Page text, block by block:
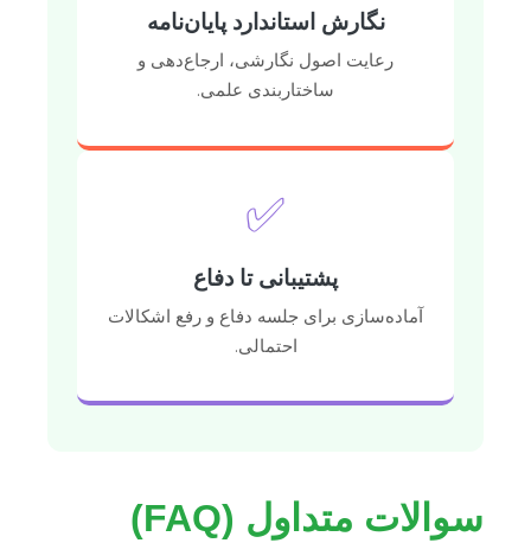
نگارش استاندارد پایان‌نامه
رعایت اصول نگارشی، ارجاع‌دهی و
ساختاربندی علمی.
✅
پشتیبانی تا دفاع
آماده‌سازی برای جلسه دفاع و رفع اشکالات
احتمالی.
سوالات متداول (FAQ)